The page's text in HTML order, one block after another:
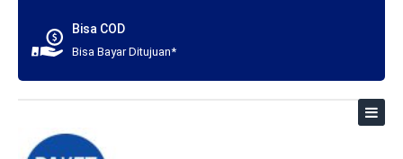
Bisa COD
Bisa Bayar Ditujuan*